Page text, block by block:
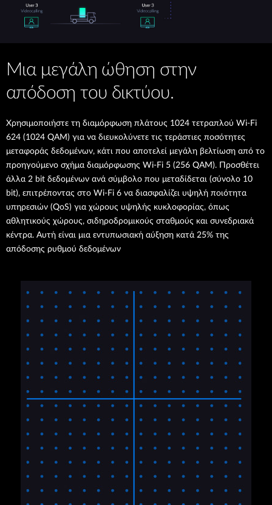
Μια μεγάλη ώθηση στην
απόδοση του δικτύου.
Χρησιμοποιήστε τη διαμόρφωση πλάτους 1024 τετραπλού Wi-Fi
624 (1024 QAM) για να διευκολύνετε τις τεράστιες ποσότητες
μεταφοράς δεδομένων, κάτι που αποτελεί μεγάλη βελτίωση από το
προηγούμενο σχήμα διαμόρφωσης Wi-Fi 5 (256 QAM). Προσθέτει
άλλα 2 bit δεδομένων ανά σύμβολο που μεταδίδεται (σύνολο 10
bit), επιτρέποντας στο Wi-Fi 6 να διασφαλίζει υψηλή ποιότητα
υπηρεσιών (QoS) για χώρους υψηλής κυκλοφορίας, όπως
αθλητικούς χώρους, σιδηροδρομικούς σταθμούς και συνεδριακά
κέντρα. Αυτή είναι μια εντυπωσιακή αύξηση κατά 25% της
απόδοσης ρυθμού δεδομένων